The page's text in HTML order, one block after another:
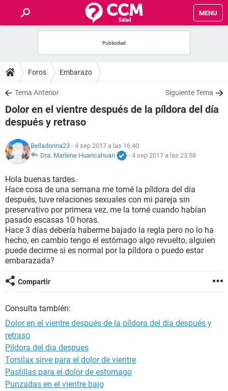
MENU
FOROS
SALUD
FAMILIA
NUTRICIÓN
SEXUALIDAD
GLOSARIO
Foros Embarazo
Tema Anterior Siguiente Tema
Dolor en el vientre después de la píldora del día
después y retraso
Belladonna23 - 4 sep 2017 a las 16:40
Dra. Marlene Huancahuari
- 4 sep 2017 a las 23:58
Hola buenas tardes.
Hace cosa de una semana me tomé la píldora del día
después, tuve relaciones sexuales con mi pareja sin
preservativo por primera vez, me la tomé cuando habían
pasado escasas 10 horas.
Hace 3 días debería haberme bajado la regla pero no lo ha
hecho, en cambio tengo el estómago algo revuelto, alguien
puede decirme si es normal por la píldora o puedo estar
embarazada?
Compartir
Consulta también:
Dolor en el vientre después de la píldora del día después y
retraso
Pildora del dia despues
Torsilax sirve para el dolor de vientre
Pastillas para el dolor de estomago
Punzadas en el vientre bajo